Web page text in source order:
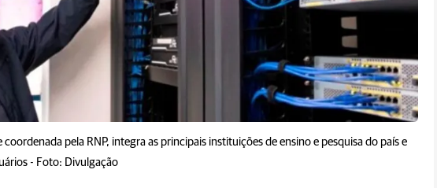
pela RNP, integra as principais instituições de ensino e pesquisa do país e
- Foto: Divulgação